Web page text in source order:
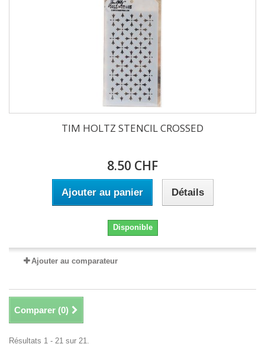
TIM HOLTZ STENCIL CROSSED
8.50 CHF
Ajouter au panier Détails
Disponible
Ajouter au comparateur
Comparer (0)
Résultats 1 - 21 sur 21.